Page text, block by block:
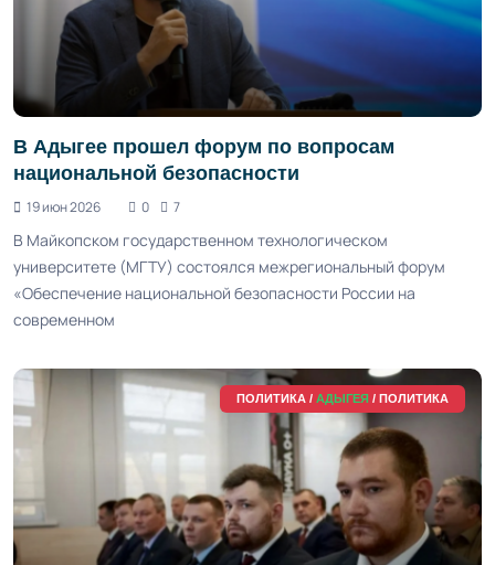
В Адыгее прошел форум по вопросам
национальной безопасности
19 июн 2026 0 7
В Майкопском государственном технологическом
университете (МГТУ) состоялся межрегиональный форум
«Обеспечение национальной безопасности России на
современном
ПОЛИТИКА / АДЫГЕЯ / ПОЛИТИКА